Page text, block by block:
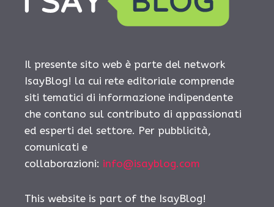
Il presente sito web è parte del network
IsayBlog! la cui rete editoriale comprende
siti tematici di informazione indipendente
che contano sul contributo di appassionati
ed esperti del settore. Per pubblicità,
comunicati e
collaborazioni: info@isayblog.com
This website is part of the IsayBlog!